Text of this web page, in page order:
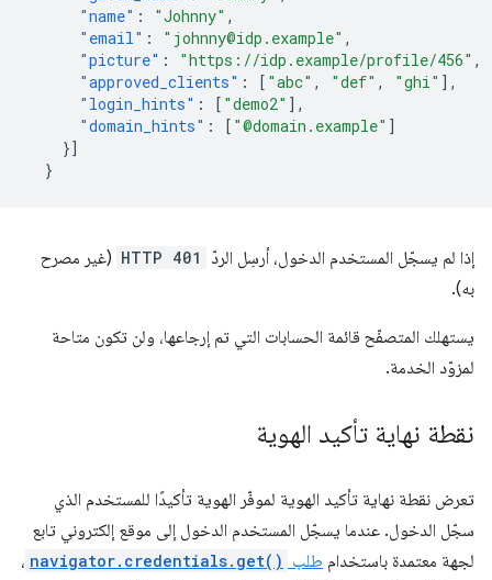
"name" : "Johnny" ,
"email" : "johnny@idp.example" ,
"picture" : "https://idp.example/profile/456" ,
"approved_clients" : [ "abc" , "def" , "ghi" ],
"login_hints" : [ "demo2" ],
"domain_hints" : [ "@domain.example" ]
}]
}
إذا لم يسجّل المستخدم الدخول، أرسِل الردّ HTTP 401 (غير مصرح
به).
يستهلك المتصفّح قائمة الحسابات التي تم إرجاعها، ولن تكون متاحة
لمزوّد الخدمة.
نقطة نهاية تأكيد الهوية
تعرض نقطة نهاية تأكيد الهوية لموفّر الهوية تأكيدًا للمستخدم الذي
سجّل الدخول. عندما يسجّل المستخدم الدخول إلى موقع إلكتروني تابع
لجهة معتمدة باستخدام طلب navigator.credentials.get() ،